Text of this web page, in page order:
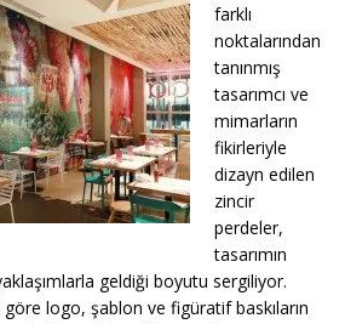
farklı
noktalarından
tanınmış
tasarımcı ve
mimarların
fikirleriyle
dizayn edilen
zincir
perdeler,
tasarımın
geldiği boyutu sergiliyor.
logo, şablon ve figüratif baskıların